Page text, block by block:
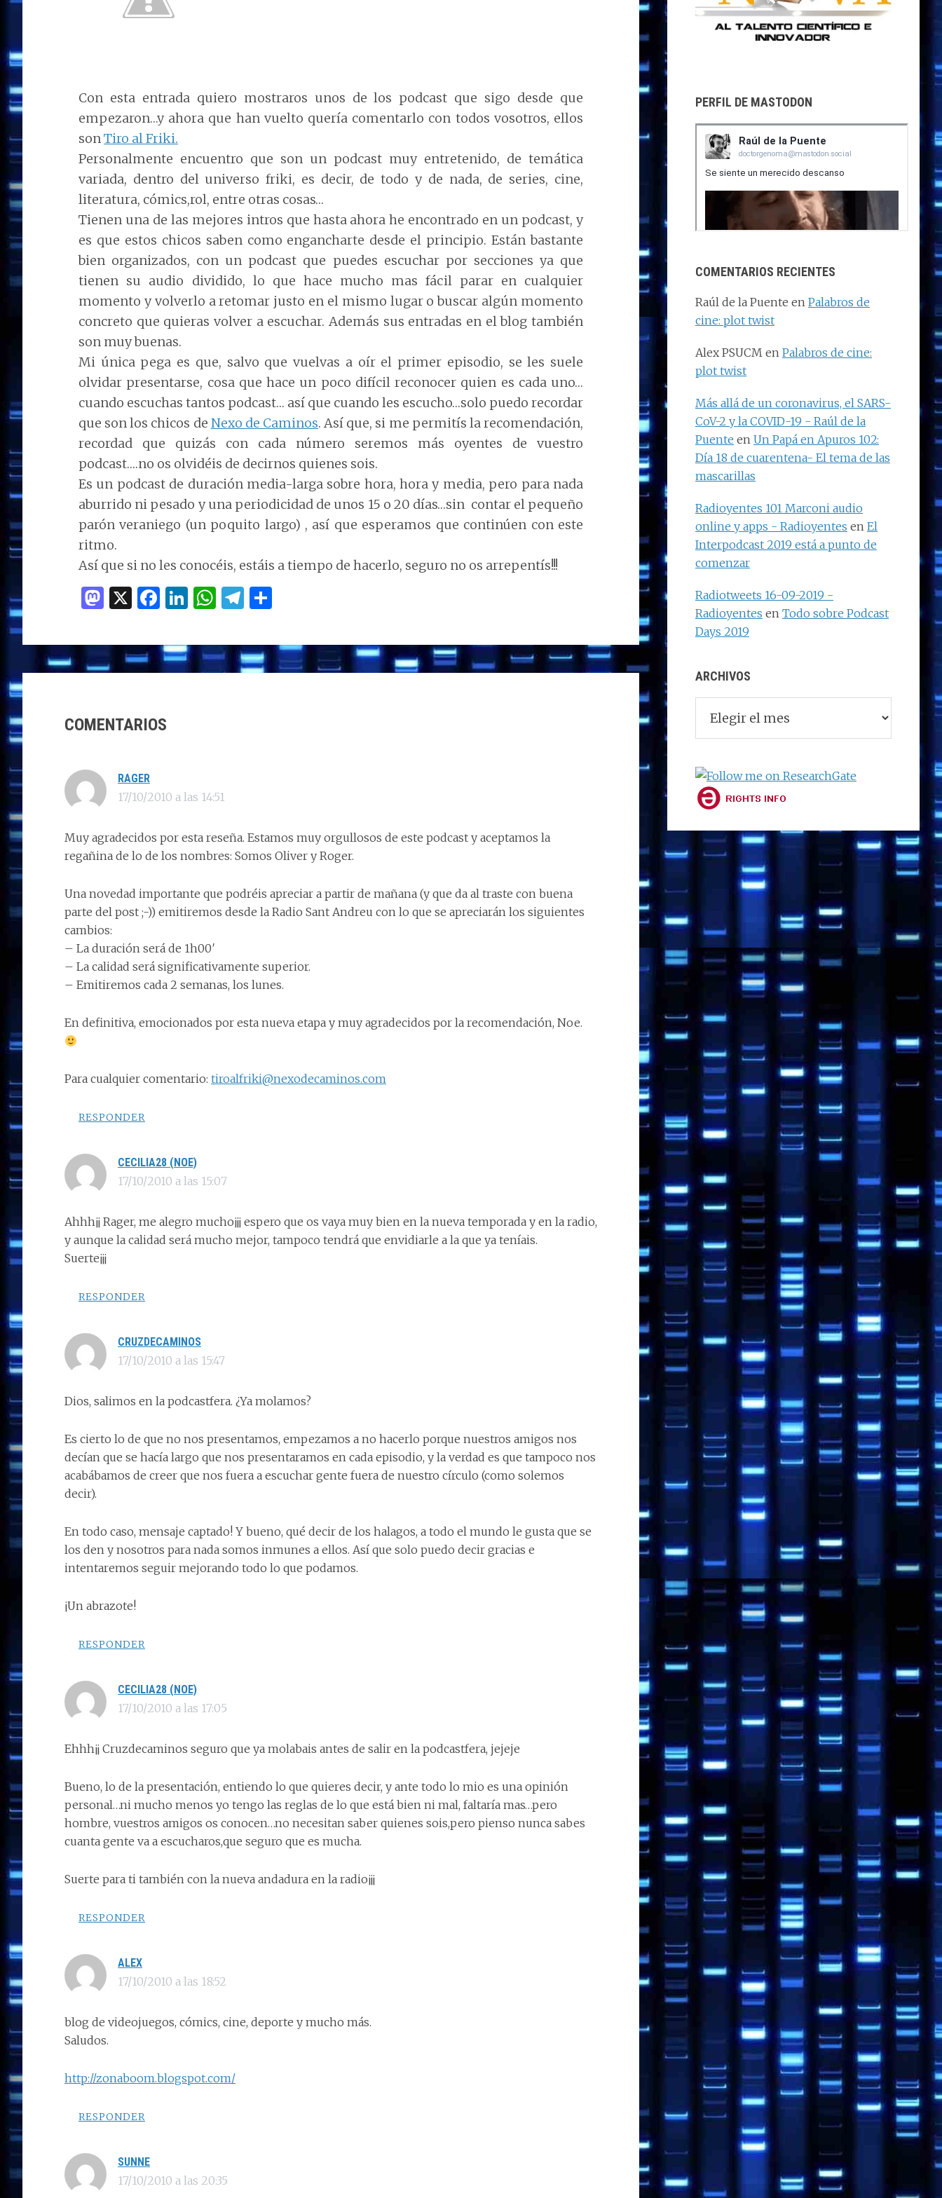
Con esta entrada quiero mostraros unos de los podcast que sigo desde que
empezaron…y ahora que han vuelto quería comentarlo con todos vosotros, ellos
sonTiro al Friki.
Personalmente encuentro que son un podcast muy entretenido, de temática
variada, dentro del universo friki, es decir, de todo y de nada, de series, cine,
literatura, cómics,rol, entre otras cosas…
Tienen una de las mejores intros que hasta ahora he encontrado en un podcast, y
es que estos chicos saben como engancharte desde el principio. Están bastante
bien organizados, con un podcast que puedes escuchar por secciones ya que
tienen su audio dividido, lo que hace mucho mas fácil parar en cualquier
momento y volverlo a retomar justo en el mismo lugar o buscar algún momento
concreto que quieras volver a escuchar. Además sus entradas en el blog también
son muy buenas.
Mi única pega es que, salvo que vuelvas a oír el primer episodio, se les suele
olvidar presentarse, cosa que hace un poco difícil reconocer quien es cada uno…
cuando escuchas tantos podcast… así que cuando les escucho…solo puedo recordar
que son los chicos de Nexo de Caminos. Así que, si me permitís la recomendación,
recordad que quizás con cada número seremos más oyentes de vuestro
podcast….no os olvidéis de decirnos quienes sois.
Es un podcast de duración media-larga sobre hora, hora y media, pero para nada
aburrido ni pesado y una periodicidad de unos 15 o 20 días…sin contar el pequeño
parón veraniego (un poquito largo) , así que esperamos que continúen con este
ritmo.
Así que si no les conocéis, estáis a tiempo de hacerlo, seguro no os arrepentís!!!
M
to
d
X F
ce
b
k
Li
k
e
W
at
s
T
e
g
m
p
INTERACCIONES
CON
LOS
COMENTARIOS
RAGER
17/10/2010 a las 14:51
Muy agradecidos por esta reseña. Estamos muy orgullosos de este podcast y aceptamos la
regañina de lo de los nombres: Somos Oliver y Roger.
Una novedad importante que podréis apreciar a partir de mañana (y que da al traste con buena
parte del post ;-)) emitiremos desde la Radio Sant Andreu con lo que se apreciarán los siguientes
cambios:
– La duración será de 1h00′
– La calidad será significativamente superior.
– Emitiremos cada 2 semanas, los lunes.
En definitiva, emocionados por esta nueva etapa y muy agradecidos por la recomendación, Noe.
Para cualquier comentario: tiroalfriki@nexodecaminos.com
RESPONDER
CECILIA28 (NOE)
17/10/2010 a las 15:07
Ahhh¡¡ Rager, me alegro mucho¡¡¡ espero que os vaya muy bien en la nueva temporada y en la radio,
y aunque la calidad será mucho mejor, tampoco tendrá que envidiarle a la que ya teníais.
Suerte¡¡¡
RESPONDER
CRUZDECAMINOS
17/10/2010 a las 15:47
Dios, salimos en la podcastfera. ¿Ya molamos?
Es cierto lo de que no nos presentamos, empezamos a no hacerlo porque nuestros amigos nos
decían que se hacía largo que nos presentaramos en cada episodio, y la verdad es que tampoco nos
acabábamos de creer que nos fuera a escuchar gente fuera de nuestro círculo (como solemos
decir).
En todo caso, mensaje captado! Y bueno, qué decir de los halagos, a todo el mundo le gusta que se
los den y nosotros para nada somos inmunes a ellos. Así que solo puedo decir gracias e
intentaremos seguir mejorando todo lo que podamos.
¡Un abrazote!
RESPONDER
CECILIA28 (NOE)
17/10/2010 a las 17:05
Ehhh¡¡ Cruzdecaminos seguro que ya molabais antes de salir en la podcastfera, jejeje
Bueno, lo de la presentación, entiendo lo que quieres decir, y ante todo lo mio es una opinión
personal…ni mucho menos yo tengo las reglas de lo que está bien ni mal, faltaría mas…pero
hombre, vuestros amigos os conocen…no necesitan saber quienes sois,pero pienso nunca sabes
cuanta gente va a escucharos,que seguro que es mucha.
Suerte para ti también con la nueva andadura en la radio¡¡¡
RESPONDER
ALEX
17/10/2010 a las 18:52
blog de videojuegos, cómics, cine, deporte y mucho más.
Saludos.
http://zonaboom.blogspot.com/
RESPONDER
SUNNE
17/10/2010 a las 20:35
PERFIL DE MASTODON
COMENTARIOS RECIENTES
Raúl de la Puente en Palabros de
cine: plot twist
Alex PSUCM en Palabros de cine:
plot twist
Más allá de un coronavirus, el SARS-
CoV-2 y la COVID-19 - Raúl de la
Puente en Un Papá en Apuros 102:
Día 18 de cuarentena- El tema de las
mascarillas
Radioyentes 101 Marconi audio
online y apps - Radioyentes en El
Interpodcast 2019 está a punto de
comenzar
Radiotweets 16-09-2019 -
Radioyentes en Todo sobre Podcast
Days 2019
ARCHIVOS